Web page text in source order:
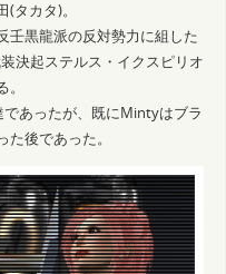
タカタ)。
壬黒龍派の反対勢力に組した
決起ステルス・イクスピリオ
あったが、既にMintyはブラ
後であった。